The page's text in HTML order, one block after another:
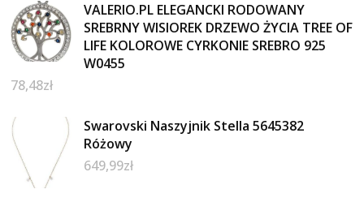
VALERIO.PL ELEGANCKI RODOWANY
SREBRNY WISIOREK DRZEWO ŻYCIA TREE OF
LIFE KOLOROWE CYRKONIE SREBRO 925
W0455
78,48zł
Swarovski Naszyjnik Stella 5645382
Różowy
649,99zł